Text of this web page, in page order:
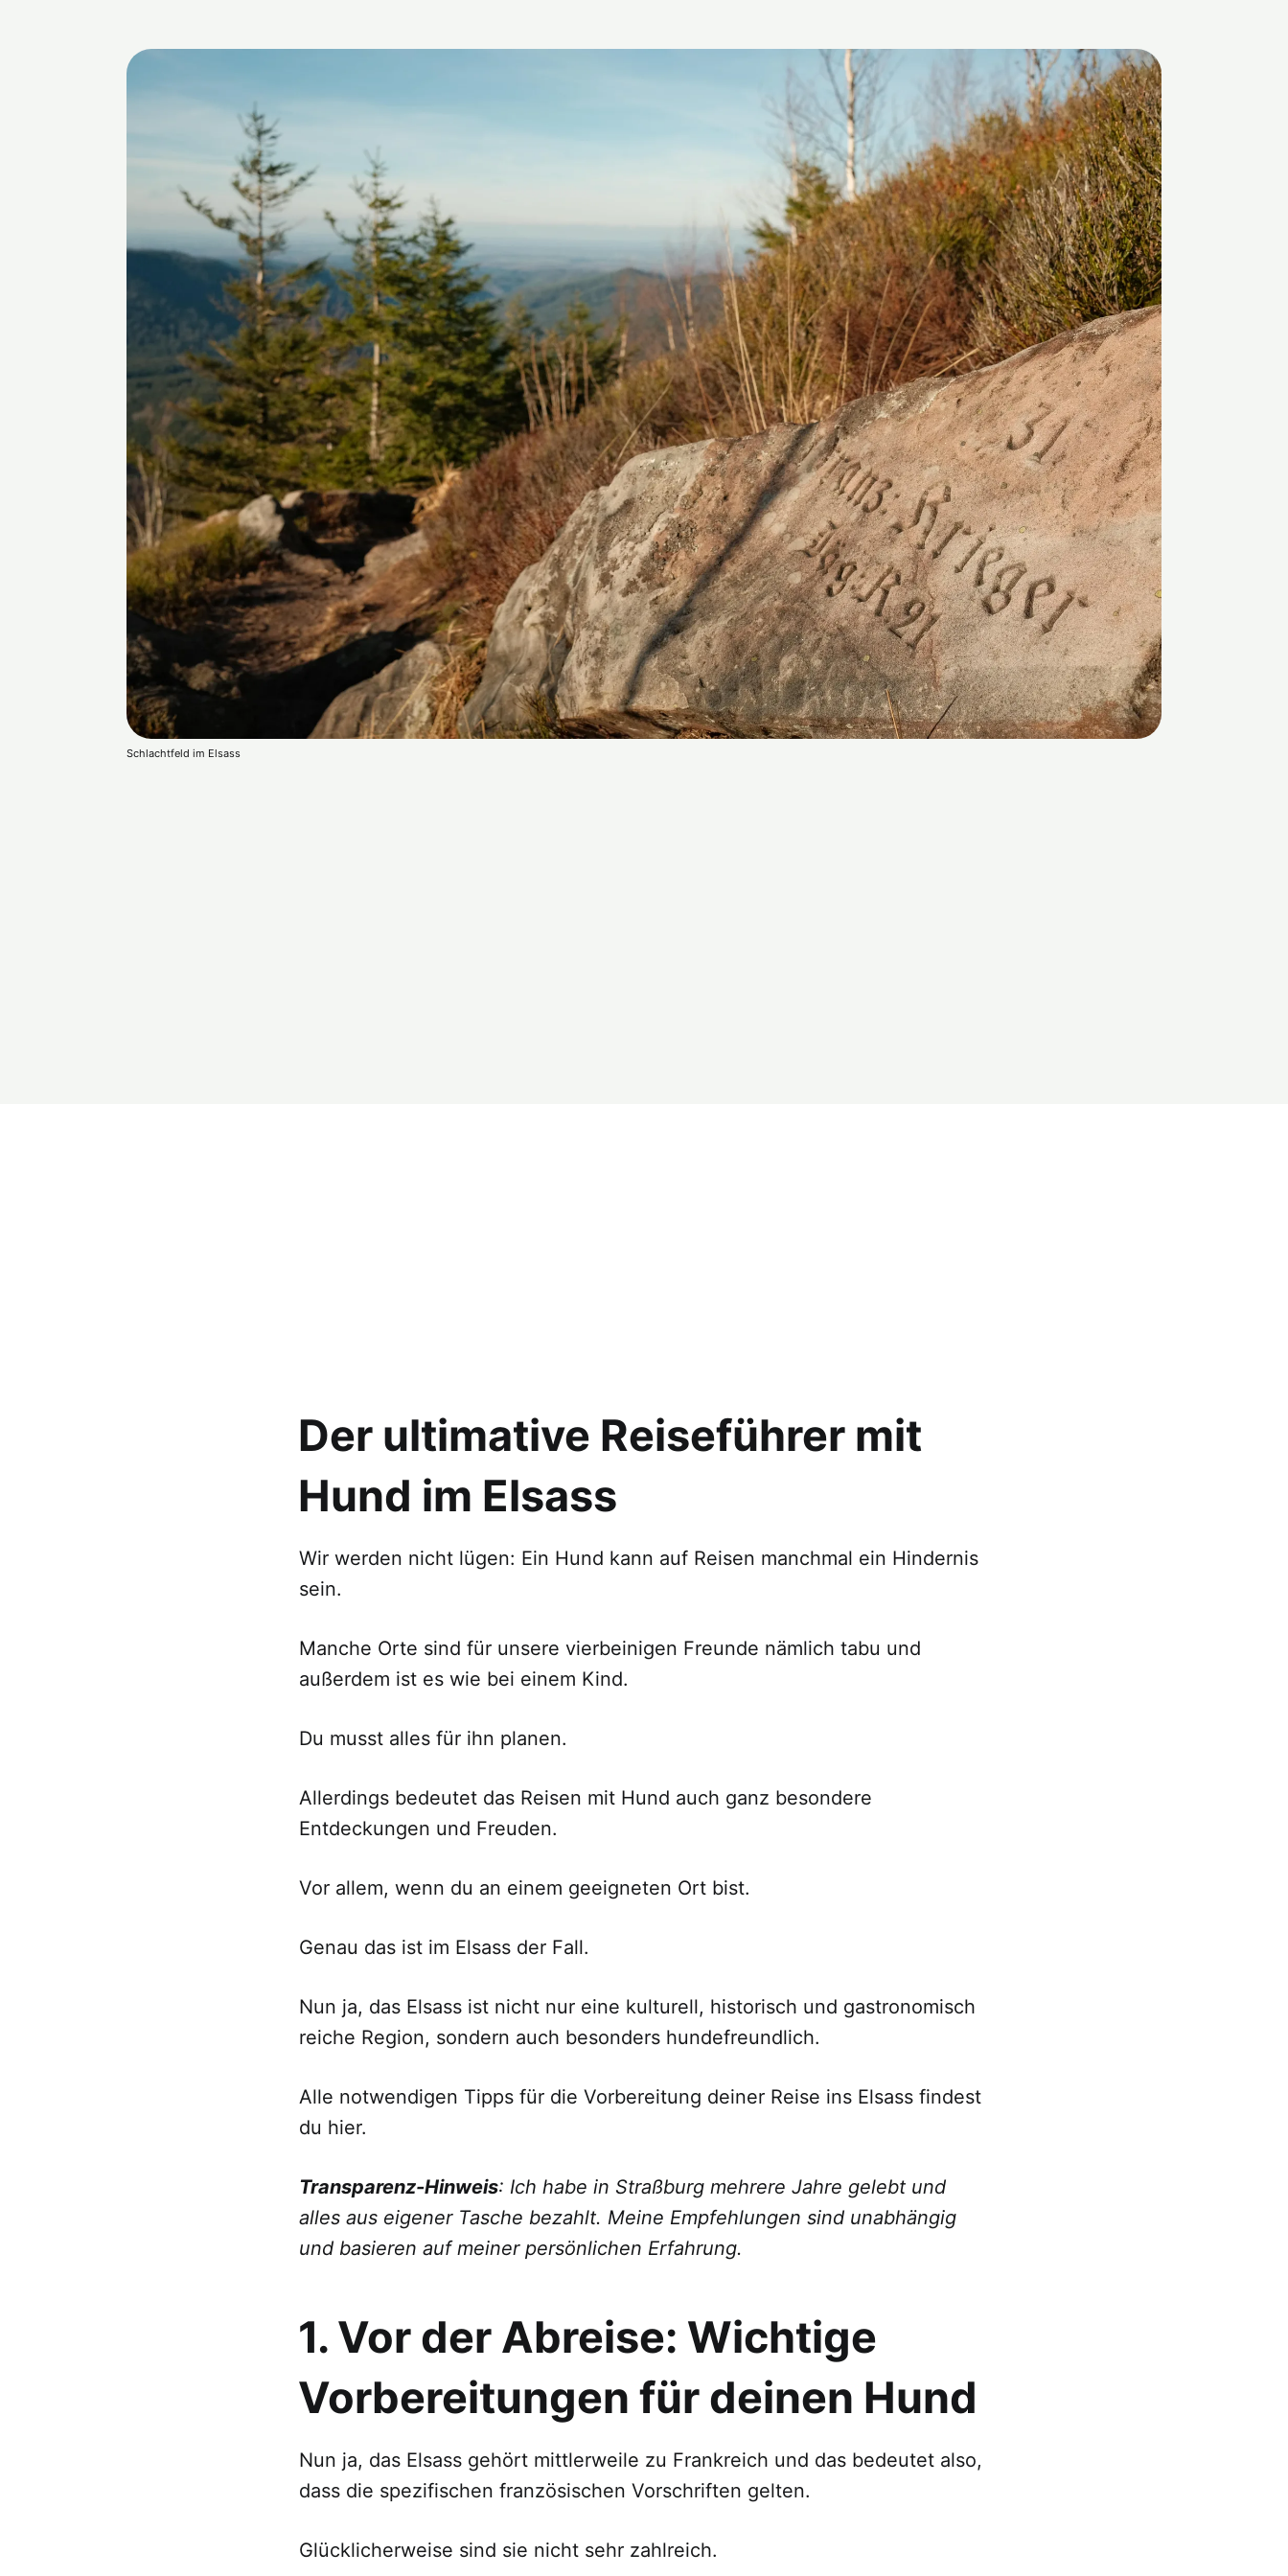
Schlachtfeld im Elsass
Der ultimative Reiseführer mit
Hund im Elsass
Wir werden nicht lügen: Ein Hund kann auf Reisen manchmal ein Hindernis
sein.
Manche Orte sind für unsere vierbeinigen Freunde nämlich tabu und
außerdem ist es wie bei einem Kind.
Du musst alles für ihn planen.
Allerdings bedeutet das Reisen mit Hund auch ganz besondere
Entdeckungen und Freuden.
Vor allem, wenn du an einem geeigneten Ort bist.
Genau das ist im Elsass der Fall.
Nun ja, das Elsass ist nicht nur eine kulturell, historisch und gastronomisch
reiche Region, sondern auch besonders hundefreundlich.
Alle notwendigen Tipps für die Vorbereitung deiner Reise ins Elsass findest
du hier.
Transparenz-Hinweis: Ich habe in Straßburg mehrere Jahre gelebt und
alles aus eigener Tasche bezahlt. Meine Empfehlungen sind unabhängig
und basieren auf meiner persönlichen Erfahrung.
1. Vor der Abreise: Wichtige
Vorbereitungen für deinen Hund
Nun ja, das Elsass gehört mittlerweile zu Frankreich und das bedeutet also,
dass die spezifischen französischen Vorschriften gelten.
Glücklicherweise sind sie nicht sehr zahlreich.